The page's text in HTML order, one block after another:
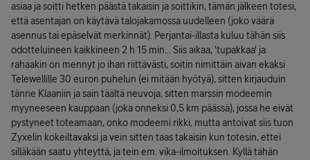
asiaa ja soitti hetken päästä takaisin ja soittikin, tämän jälkeen totesi,
että asentajan on käytävä talojakamossa uudelleen (joko väärä
asennus tai epäselvät merkinnät). Perjantai-illasta kuluu tähän siis
odotteluineen kaikkineen 2 h 15 min... Siis aikaa, 'tupakkaa' ja
rahaakin on mennyt jo ihan riittävästi, soitin nimittäin aivan ekaksi
Telewellille 30 euron puhelun (ei mitään hyötyä), sitten kirjauduin
tänne Klaaniin ja sain täältä neuvoja, sitten marssin modeemin
myyneeseen kauppaan (joka onneksi 0,5 km päässä), jossa he eivät
pystyneet toteamaan, onko modeemi rikki, mutta antoivat siis tuon
Zyxelin kokeiltavaksi ja vein sitten taas takaisin kun totesin, ettei
silläkään saatu yhteyttä, ja tein em. vika-ilmoituksen. Kyllä tähän